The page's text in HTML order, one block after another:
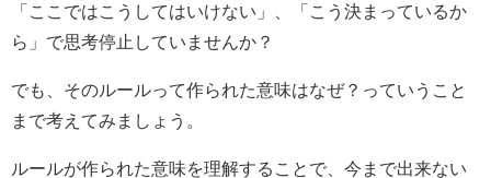
「ここではこうしてはいけない」、「こう決まっているか
ら」で思考停止していませんか？
でも、そのルールって作られた意味はなぜ？っていうこと
まで考えてみましょう。
ルールが作られた意味を理解することで、今まで出来ない